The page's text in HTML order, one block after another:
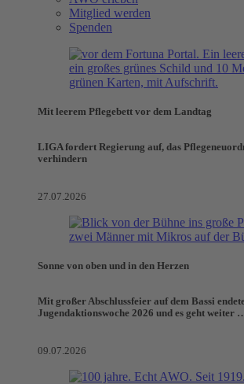
Mitglied werden
Spenden
Mit leerem Pflegebett vor dem Landtag
LIGA fordert Regierung auf, das
verhindern
27.07.2026
Sonne von oben und in den Herzen
Mit großer Abschlussfeier auf dem Bassi
Jugendaktionswoche 2026 und es geht weiter
09.07.2026